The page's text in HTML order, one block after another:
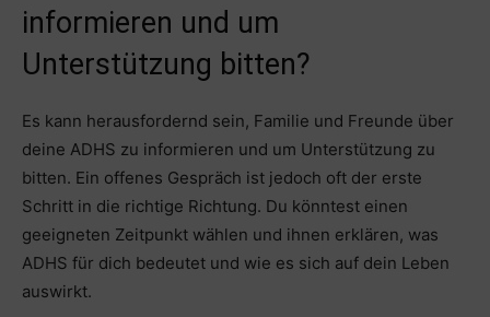
informieren und um
Unterstützung bitten?
Es kann herausfordernd sein, Familie und Freunde über
deine ADHS zu informieren und um Unterstützung zu
bitten. Ein offenes Gespräch ist jedoch oft der erste
Schritt in die richtige Richtung. Du könntest einen
geeigneten Zeitpunkt wählen und ihnen erklären, was
ADHS für dich bedeutet und wie es sich auf dein Leben
auswirkt.